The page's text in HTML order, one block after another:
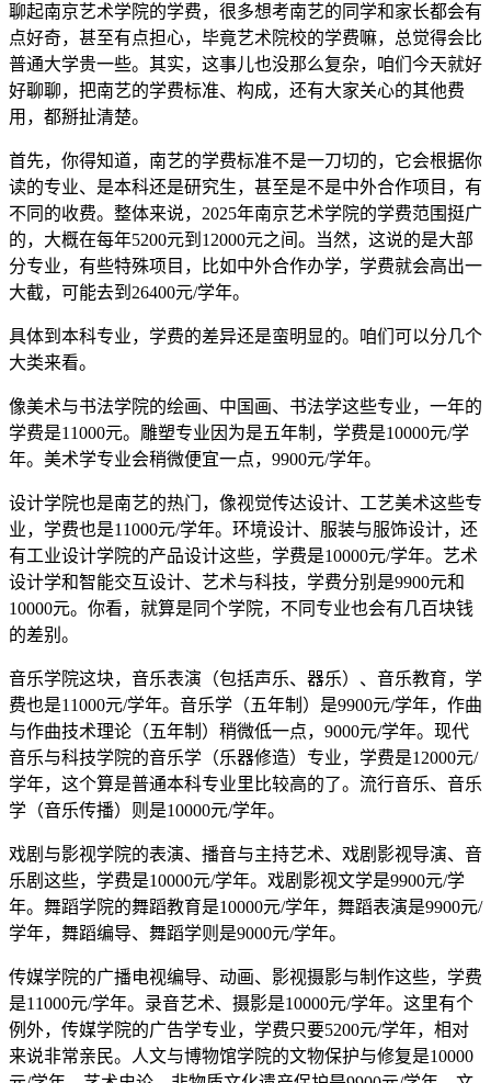
聊起南京艺术学院的学费，很多想考南艺的同学和家长都会有
点好奇，甚至有点担心，毕竟艺术院校的学费嘛，总觉得会比
普通大学贵一些。其实，这事儿也没那么复杂，咱们今天就好
好聊聊，把南艺的学费标准、构成，还有大家关心的其他费
用，都掰扯清楚。
首先，你得知道，南艺的学费标准不是一刀切的，它会根据你
读的专业、是本科还是研究生，甚至是不是中外合作项目，有
不同的收费。整体来说，2025年南京艺术学院的学费范围挺广
的，大概在每年5200元到12000元之间。当然，这说的是大部
分专业，有些特殊项目，比如中外合作办学，学费就会高出一
大截，可能去到26400元/学年。
具体到本科专业，学费的差异还是蛮明显的。咱们可以分几个
大类来看。
像美术与书法学院的绘画、中国画、书法学这些专业，一年的
学费是11000元。雕塑专业因为是五年制，学费是10000元/学
年。美术学专业会稍微便宜一点，9900元/学年。
设计学院也是南艺的热门，像视觉传达设计、工艺美术这些专
业，学费也是11000元/学年。环境设计、服装与服饰设计，还
有工业设计学院的产品设计这些，学费是10000元/学年。艺术
设计学和智能交互设计、艺术与科技，学费分别是9900元和
10000元。你看，就算是同个学院，不同专业也会有几百块钱
的差别。
音乐学院这块，音乐表演（包括声乐、器乐）、音乐教育，学
费也是11000元/学年。音乐学（五年制）是9900元/学年，作曲
与作曲技术理论（五年制）稍微低一点，9000元/学年。现代
音乐与科技学院的音乐学（乐器修造）专业，学费是12000元/
学年，这个算是普通本科专业里比较高的了。流行音乐、音乐
学（音乐传播）则是10000元/学年。
戏剧与影视学院的表演、播音与主持艺术、戏剧影视导演、音
乐剧这些，学费是10000元/学年。戏剧影视文学是9900元/学
年。舞蹈学院的舞蹈教育是10000元/学年，舞蹈表演是9900元/
学年，舞蹈编导、舞蹈学则是9000元/学年。
传媒学院的广播电视编导、动画、影视摄影与制作这些，学费
是11000元/学年。录音艺术、摄影是10000元/学年。这里有个
例外，传媒学院的广告学专业，学费只要5200元/学年，相对
来说非常亲民。人文与博物馆学院的文物保护与修复是10000